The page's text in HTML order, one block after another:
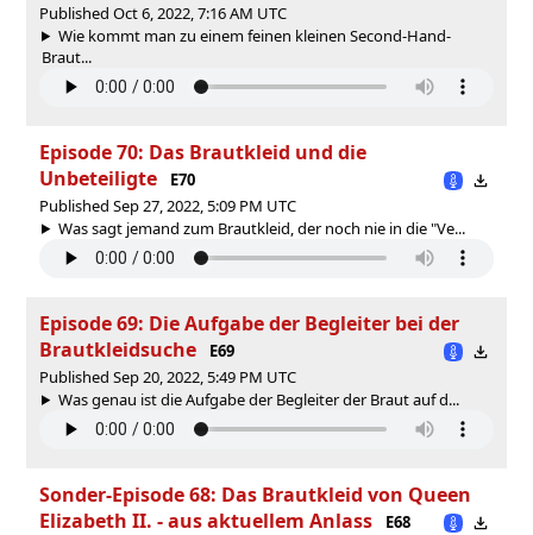
Published Oct 6, 2022, 7:16 AM UTC
Wie kommt man zu einem feinen kleinen Second-Hand-
Braut...
Episode 70: Das Brautkleid und die
Unbeteiligte
E70
Published Sep 27, 2022, 5:09 PM UTC
Was sagt jemand zum Brautkleid, der noch nie in die "Ve...
Episode 69: Die Aufgabe der Begleiter bei der
Brautkleidsuche
E69
Published Sep 20, 2022, 5:49 PM UTC
Was genau ist die Aufgabe der Begleiter der Braut auf d...
Sonder-Episode 68: Das Brautkleid von Queen
Elizabeth II. - aus aktuellem Anlass
E68